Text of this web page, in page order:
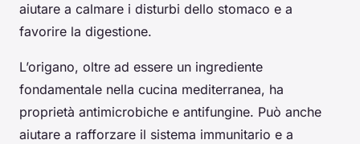
aiutare a calmare i disturbi dello stomaco e a
favorire la digestione.
L’origano, oltre ad essere un ingrediente
fondamentale nella cucina mediterranea, ha
proprietà antimicrobiche e antifungine. Può anche
aiutare a rafforzare il sistema immunitario e a